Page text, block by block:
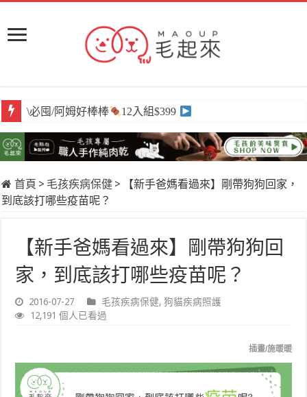
\必囤/阿姆好棒棒 12入組$399
首頁 > 毛孩疾病保健 >
【新手爸媽看過來】剛帶狗狗回家，
到底該打哪些疫苗呢？
【新手爸媽看過來】剛帶狗狗回
家，到底該打哪些疫苗呢？
2016-07-27 毛孩疾病保健,狗貓疾病照護
12,191 個人已看過
插畫/施暖暖